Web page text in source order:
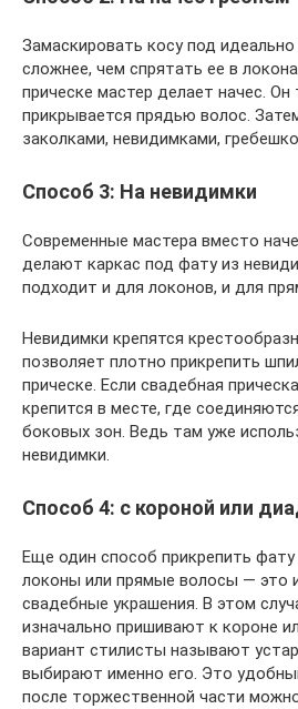
Замаскировать косу под
сложнее, чем спрятать ее в
прическе мастер делает начес. Он
прикрывается прядью волос.
заколками, невидимками,
Способ 3: На невидимки
Современные мастера вместо
делают каркас под фату из
подходит и для локонов, и для
Невидимки крепятся
позволяет плотно прикрепить
прическе. Если свадебная
крепится в месте, где
боковых зон. Ведь там уже
невидимки.
Способ 4: с короной или
Еще один способ прикрепить
локоны или прямые волосы — это
свадебные украшения. В этом
изначально пришивают к короне
вариант стилисты называют
выбирают именно его. Это
после торжественной части